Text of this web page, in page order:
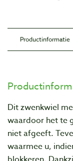
Productinformatie
Dit zwenkwiel
waardoor het te
niet afgeeft.
waarmee u,